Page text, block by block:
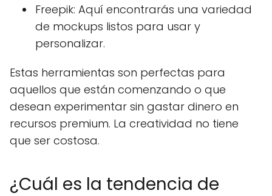
Freepik: Aquí encontrarás una variedad
de mockups listos para usar y
personalizar.
Estas herramientas son perfectas para
aquellos que están comenzando o que
desean experimentar sin gastar dinero en
recursos premium. La creatividad no tiene
que ser costosa.
¿Cuál es la tendencia de